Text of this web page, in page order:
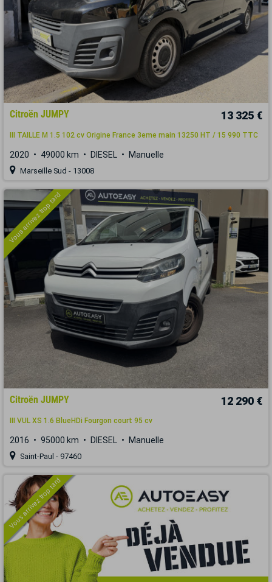
Citroën JUMPY 13 325 €
III TAILLE M 1.5 102 cv Origine France 3eme main 13250 HT / 15 990 TTC
2020 49000 km DIESEL Manuelle
Marseille Sud - 13008
Vous arrivez trop tard
Citroën JUMPY 12 290 €
III VUL XS 1.6 BlueHDi Fourgon court 95 cv
2016 95000 km DIESEL Manuelle
Saint-Paul - 97460
Vous arrivez trop tard